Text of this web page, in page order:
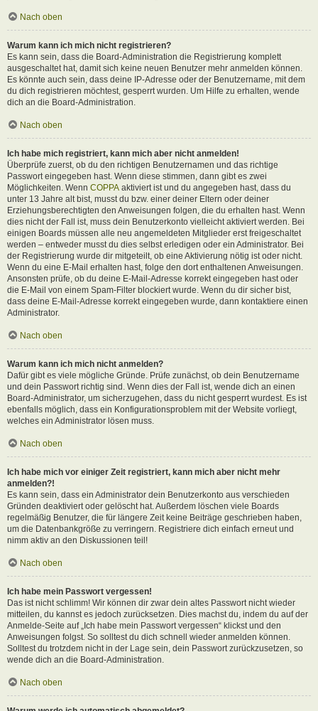
Nach oben
Warum kann ich mich nicht registrieren?
Es kann sein, dass die Board-Administration die Registrierung komplett
ausgeschaltet hat, damit sich keine neuen Benutzer mehr anmelden können.
Es könnte auch sein, dass deine IP-Adresse oder der Benutzername, mit dem
du dich registrieren möchtest, gesperrt wurden. Um Hilfe zu erhalten, wende
dich an die Board-Administration.
Nach oben
Ich habe mich registriert, kann mich aber nicht anmelden!
Überprüfe zuerst, ob du den richtigen Benutzernamen und das richtige
Passwort eingegeben hast. Wenn diese stimmen, dann gibt es zwei
Möglichkeiten. Wenn COPPA aktiviert ist und du angegeben hast, dass du
unter 13 Jahre alt bist, musst du bzw. einer deiner Eltern oder deiner
Erziehungsberechtigten den Anweisungen folgen, die du erhalten hast. Wenn
dies nicht der Fall ist, muss dein Benutzerkonto vielleicht aktiviert werden. Bei
einigen Boards müssen alle neu angemeldeten Mitglieder erst freigeschaltet
werden – entweder musst du dies selbst erledigen oder ein Administrator. Bei
der Registrierung wurde dir mitgeteilt, ob eine Aktivierung nötig ist oder nicht.
Wenn du eine E-Mail erhalten hast, folge den dort enthaltenen Anweisungen.
Ansonsten prüfe, ob du deine E-Mail-Adresse korrekt eingegeben hast oder
die E-Mail von einem Spam-Filter blockiert wurde. Wenn du dir sicher bist,
dass deine E-Mail-Adresse korrekt eingegeben wurde, dann kontaktiere einen
Administrator.
Nach oben
Warum kann ich mich nicht anmelden?
Dafür gibt es viele mögliche Gründe. Prüfe zunächst, ob dein Benutzername
und dein Passwort richtig sind. Wenn dies der Fall ist, wende dich an einen
Board-Administrator, um sicherzugehen, dass du nicht gesperrt wurdest. Es ist
ebenfalls möglich, dass ein Konfigurationsproblem mit der Website vorliegt,
welches ein Administrator lösen muss.
Nach oben
Ich habe mich vor einiger Zeit registriert, kann mich aber nicht mehr
anmelden?!
Es kann sein, dass ein Administrator dein Benutzerkonto aus verschieden
Gründen deaktiviert oder gelöscht hat. Außerdem löschen viele Boards
regelmäßig Benutzer, die für längere Zeit keine Beiträge geschrieben haben,
um die Datenbankgröße zu verringern. Registriere dich einfach erneut und
nimm aktiv an den Diskussionen teil!
Nach oben
Ich habe mein Passwort vergessen!
Das ist nicht schlimm! Wir können dir zwar dein altes Passwort nicht wieder
mitteilen, du kannst es jedoch zurücksetzen. Dies machst du, indem du auf der
Anmelde-Seite auf „Ich habe mein Passwort vergessen“ klickst und den
Anweisungen folgst. So solltest du dich schnell wieder anmelden können.
Solltest du trotzdem nicht in der Lage sein, dein Passwort zurückzusetzen, so
wende dich an die Board-Administration.
Nach oben